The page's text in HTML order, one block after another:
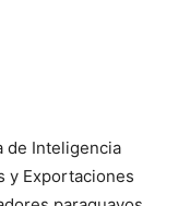
de Inteligencia
y Exportaciones